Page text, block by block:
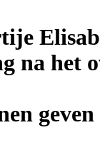
na het